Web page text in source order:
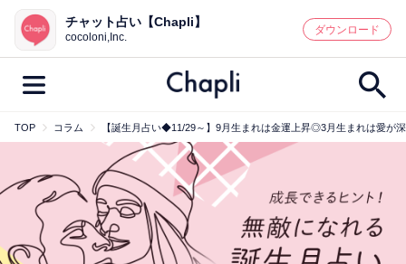
鑑定記事・占い師検索
最新記事一覧
人気記事一覧
カテゴリー別
チャット占い【Chapli】
cocoloni,Inc.
ダウンロード
TOP コラム 【誕生月占い◆11/29～】9月生まれは金運上昇◎3月生まれは愛が